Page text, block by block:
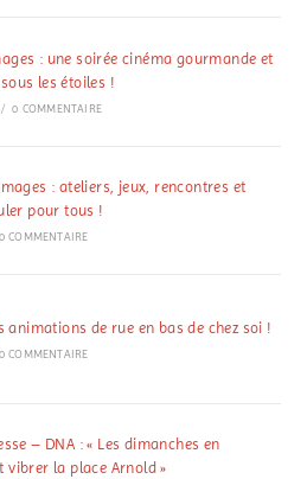
: une soirée cinéma gourmande et
les étoiles !
/ 0 COMMENTAIRE
: ateliers, jeux, rencontres et
pour tous !
0 COMMENTAIRE
animations de rue en bas de chez soi !
0 COMMENTAIRE
– DNA : « Les dimanches en
vibrer la place Arnold »